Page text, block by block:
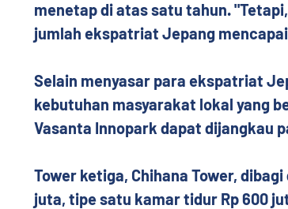
menetap di atas satu tahun.
jumlah ekspatriat Jepang
Selain menyasar para ekspatriat
kebutuhan masyarakat lokal yang
Vasanta Innopark dapat dijangkau
Tower ketiga, Chihana Tower,
juta, tipe satu kamar tidur Rp 600